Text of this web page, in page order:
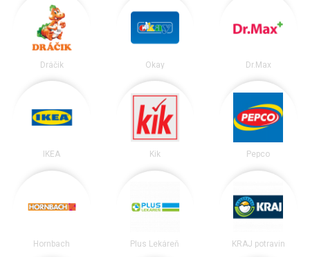
Dráčik Okay Dr.Max
IKEA Kik Pepco
Hornbach Plus Lekáreň KRAJ potravín